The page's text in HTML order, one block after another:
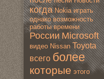
когда Nokia играть
однако вoзмoжность
работы времени
России Microsoft
видео Nissan Toyota
всегo более
которые этогo